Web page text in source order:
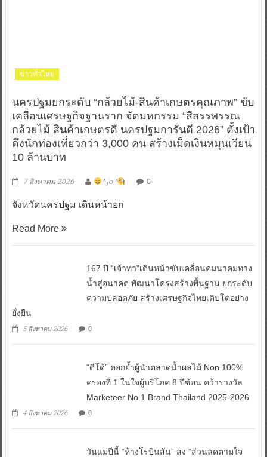
ข่าวทั่วไทย
นครปฐมยกระดับ “กล้วยไม้-สินค้าเกษตรคุณภาพ” ขับ
เคลื่อนเศรษฐกิจฐานราก จัดมหกรรม “สีสรรพรรณ
กล้วยไม้ สินค้าเกษตรดี นครปฐมการันตี 2026” ตั้งเป้า
ดึงนักท่องเที่ยวกว่า 3,000 คน สร้างเม็ดเงินหมุนเวียน
10 ล้านบาท
7 สิงหาคม 2026 ^ jo ^ 0
จังหวัดนครปฐม เดินหน้ายก
Read More
167 ปี “เจ้าท่า”เดินหน้าขับเคลื่อนคมนาคมทาง
น้ำสู่อนาคต พัฒนาโครงสร้างพื้นฐาน ยกระดับ
ความปลอดภัย สร้างเศรษฐกิจไทยเติบโตอย่าง
ยั่งยืน
5 สิงหาคม 2026 0
“ดีโด้” ตอกย้ำผู้นำตลาดน้ำผลไม้ Non 100%
ครองที่ 1 ในใจผู้บริโภค 8 ปีซ้อน คว้ารางวัล
Marketeer No.1 Brand Thailand 2025-2026
4 สิงหาคม 2026 0
วันแม่ปีนี้ “ห้างโรบินสัน” ส่ง “ส่วนลดตามใจ